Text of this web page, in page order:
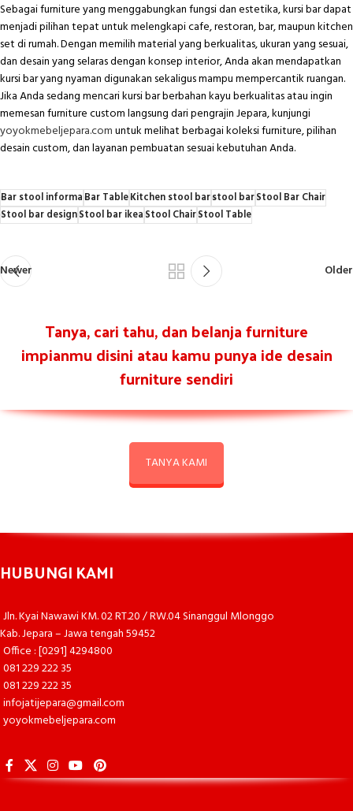
Sebagai furniture yang menggabungkan fungsi dan estetika, kursi bar dapat
menjadi pilihan tepat untuk melengkapi cafe, restoran, bar, maupun kitchen
set di rumah. Dengan memilih material yang berkualitas, ukuran yang sesuai,
dan desain yang selaras dengan konsep interior, Anda akan mendapatkan
kursi bar yang nyaman digunakan sekaligus mampu mempercantik ruangan.
Jika Anda sedang mencari kursi bar berbahan kayu berkualitas atau ingin
memesan furniture custom langsung dari pengrajin Jepara, kunjungi
yoyokmebeljepara.comuntuk melihat berbagai koleksi furniture, pilihan
desain custom, dan layanan pembuatan sesuai kebutuhan Anda.
Bar stool informaBar TableKitchen stool barstool barStool Bar Chair
Stool bar designStool bar ikeaStool ChairStool Table
Newer Older
Tanya, cari tahu, dan belanja furniture
impianmu disini atau kamu punya ide desain
furniture sendiri
TANYA KAMI
HUBUNGI KAMI
Jln. Kyai Nawawi KM. 02 RT.20 / RW.04 Sinanggul Mlonggo
Kab. Jepara – Jawa tengah 59452
Office : [0291] 4294800
081 229 222 35
081 229 222 35
infojatijepara@gmail.com
yoyokmebeljepara.com